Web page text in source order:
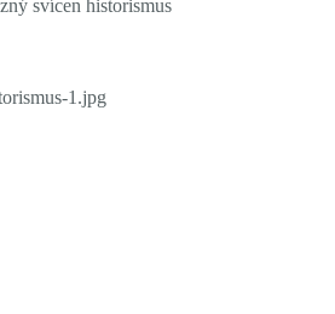
svícen historismus